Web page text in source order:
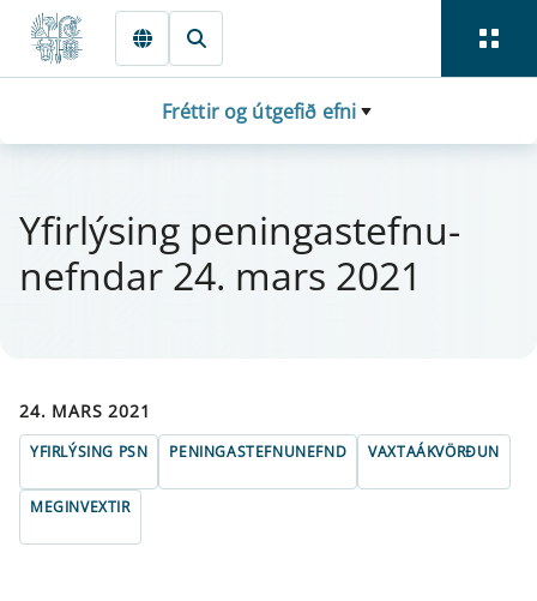
Fara beint í Meginmál
Fréttir og útgefið efni
Yfi­r­lýs­ing pen­inga­stefnu­
nefnd­ar 24. mars 2021
24. MARS 2021
YFIRLÝSING PSN PENINGASTEFNUNEFND VAXTAÁKVÖRÐUN
MEGINVEXTIR